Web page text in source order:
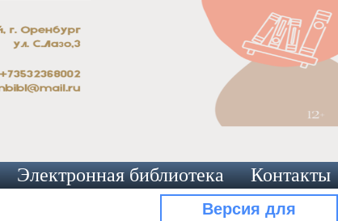
Электронная библиотека Контакты
Версия для